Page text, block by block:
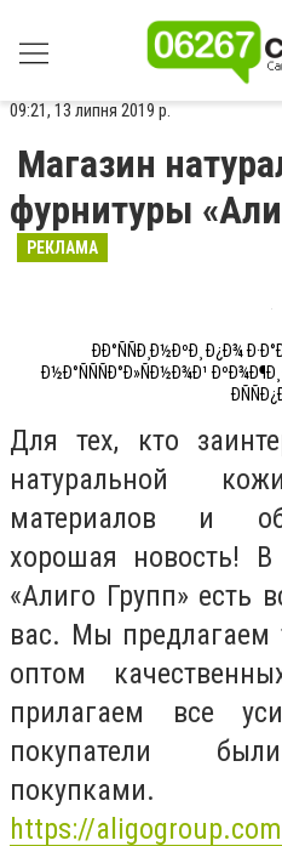
09:21, 13 липня 2019 р.
Магазин
фурнитуры
РЕКЛАМА
ÐÐ°ÑÑÐ¸Ð½ÐºÐ¸ Ð¿Ð¾
Ð½Ð°ÑÑÑÐ°Ð»ÑÐ½Ð¾Ð¹ ÐºÐ¾Ð¶Ð¸
Для тех, кто
натуральной
материалов и
хорошая новость! В
«Алиго Групп» есть
вас. Мы предлагаем
оптом
прилагаем все
покупатели
https://